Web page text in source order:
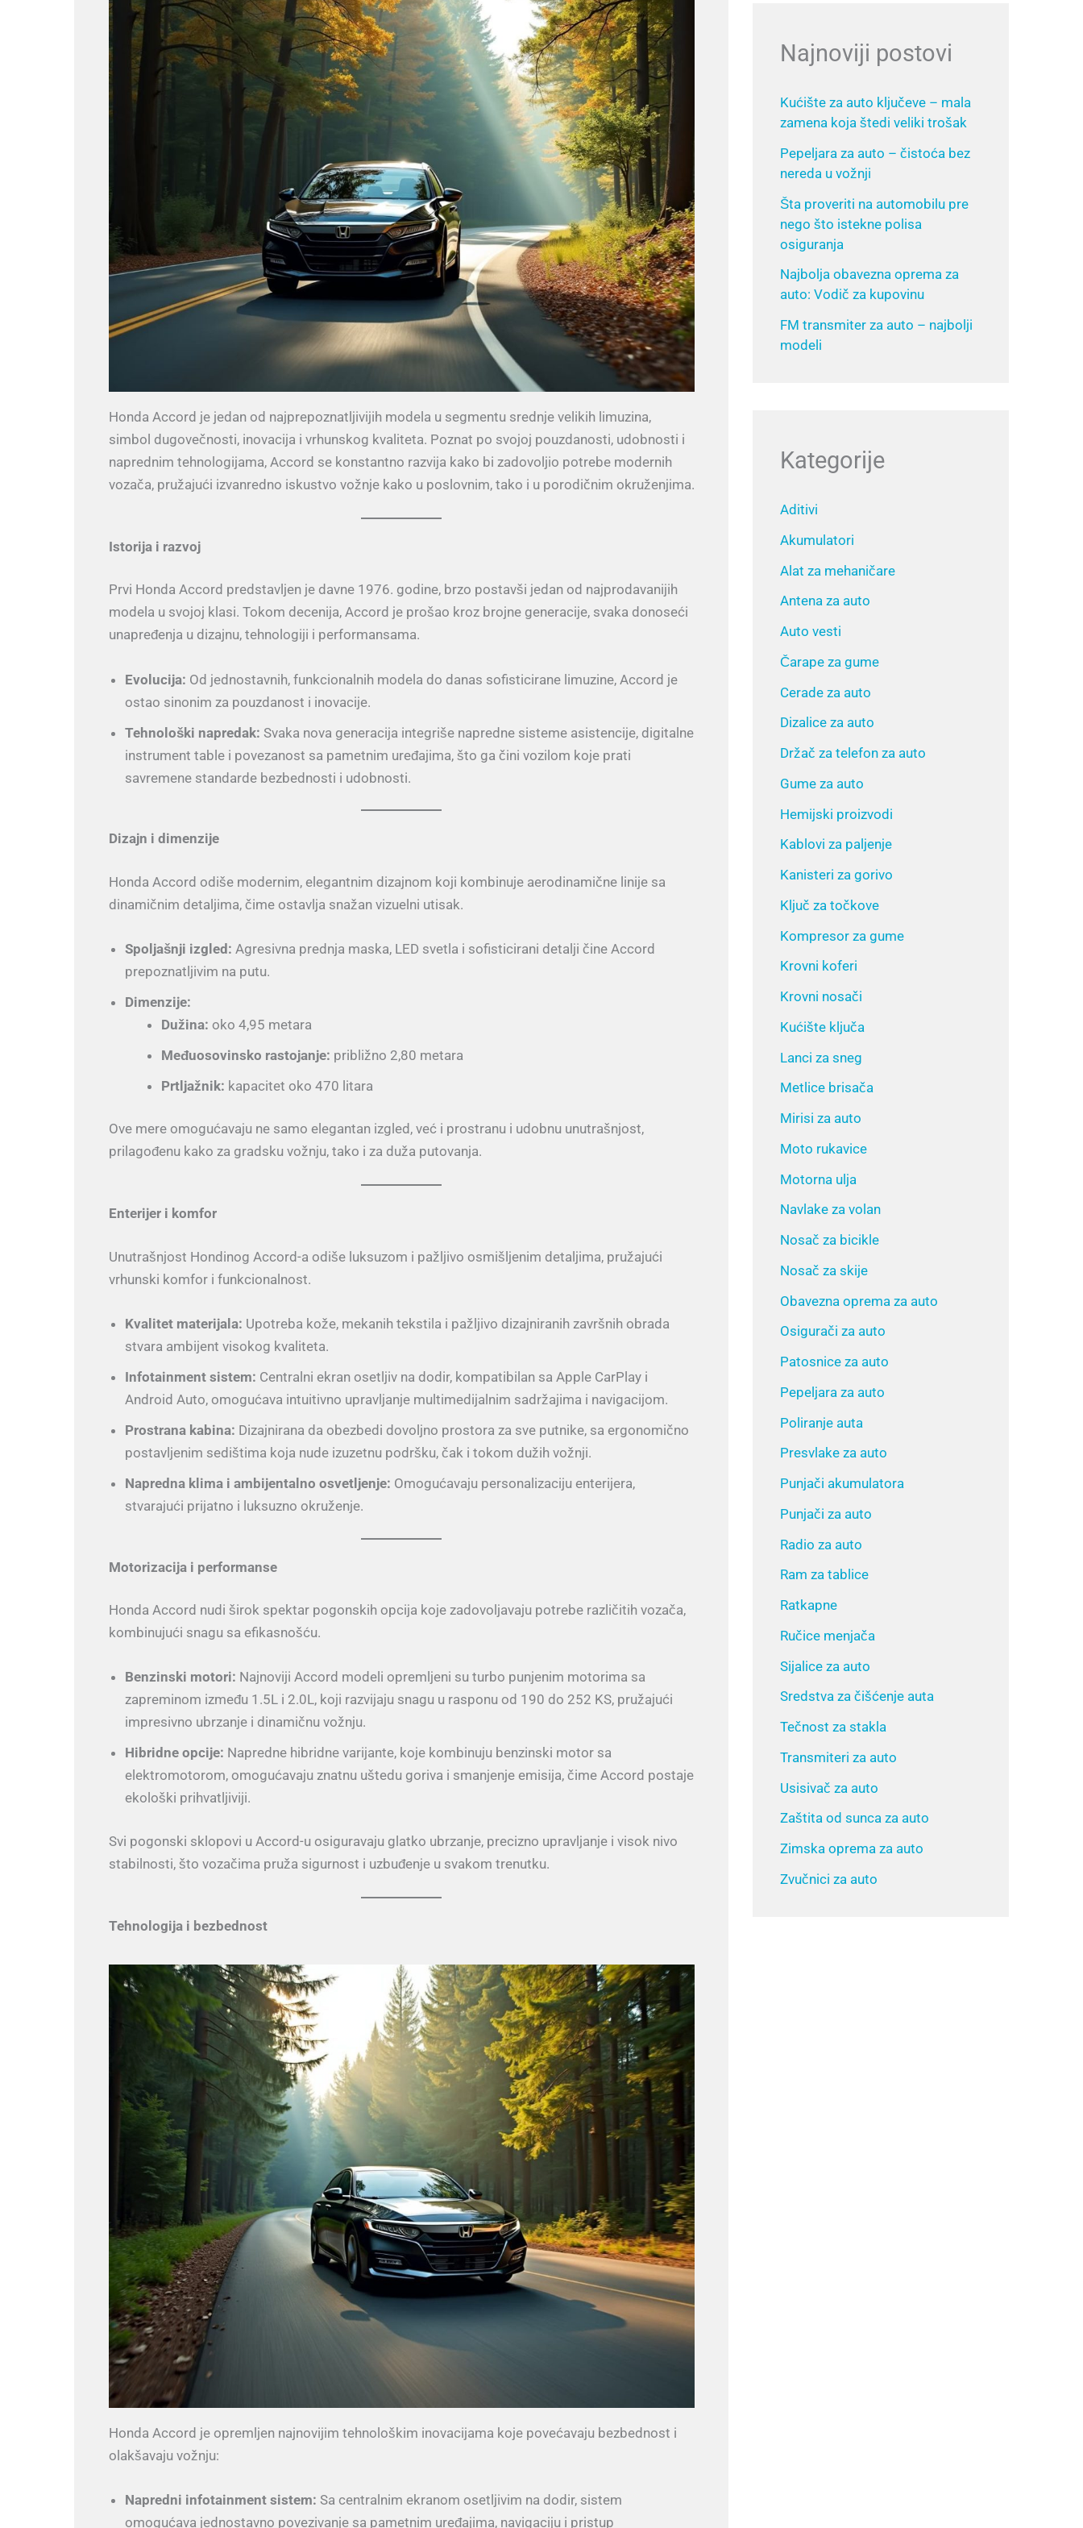
Honda Accord je jedan od najprepoznatljivijih modela u segmentu srednje velikih limuzina,
simbol dugovečnosti, inovacija i vrhunskog kvaliteta. Poznat po svojoj pouzdanosti, udobnosti i
naprednim tehnologijama, Accord se konstantno razvija kako bi zadovoljio potrebe modernih
vozača, pružajući izvanredno iskustvo vožnje kako u poslovnim, tako i u porodičnim okruženjima.
Istorija i razvoj
Prvi Honda Accord predstavljen je davne 1976. godine, brzo postavši jedan od najprodavanijih
modela u svojoj klasi. Tokom decenija, Accord je prošao kroz brojne generacije, svaka donoseći
unapređenja u dizajnu, tehnologiji i performansama.
Evolucija: Od jednostavnih, funkcionalnih modela do danas sofisticirane limuzine, Accord je
ostao sinonim za pouzdanost i inovacije.
Tehnološki napredak: Svaka nova generacija integriše napredne sisteme asistencije, digitalne
instrument table i povezanost sa pametnim uređajima, što ga čini vozilom koje prati
savremene standarde bezbednosti i udobnosti.
Dizajn i dimenzije
Honda Accord odiše modernim, elegantnim dizajnom koji kombinuje aerodinamične linije sa
dinamičnim detaljima, čime ostavlja snažan vizuelni utisak.
Spoljašnji izgled: Agresivna prednja maska, LED svetla i sofisticirani detalji čine Accord
prepoznatljivim na putu.
Dimenzije:
Dužina: oko 4,95 metara
Međuosovinsko rastojanje: približno 2,80 metara
Prtljažnik: kapacitet oko 470 litara
Ove mere omogućavaju ne samo elegantan izgled, već i prostranu i udobnu unutrašnjost,
prilagođenu kako za gradsku vožnju, tako i za duža putovanja.
Enterijer i komfor
Unutrašnjost Hondinog Accord-a odiše luksuzom i pažljivo osmišljenim detaljima, pružajući
vrhunski komfor i funkcionalnost.
Kvalitet materijala: Upotreba kože, mekanih tekstila i pažljivo dizajniranih završnih obrada
stvara ambijent visokog kvaliteta.
Infotainment sistem: Centralni ekran osetljiv na dodir, kompatibilan sa Apple CarPlay i
Android Auto, omogućava intuitivno upravljanje multimedijalnim sadržajima i navigacijom.
Prostrana kabina: Dizajnirana da obezbedi dovoljno prostora za sve putnike, sa ergonomično
postavljenim sedištima koja nude izuzetnu podršku, čak i tokom dužih vožnji.
Napredna klima i ambijentalno osvetljenje: Omogućavaju personalizaciju enterijera,
stvarajući prijatno i luksuzno okruženje.
Motorizacija i performanse
Honda Accord nudi širok spektar pogonskih opcija koje zadovoljavaju potrebe različitih vozača,
kombinujući snagu sa efikasnošću.
Benzinski motori: Najnoviji Accord modeli opremljeni su turbo punjenim motorima sa
zapreminom između 1.5L i 2.0L, koji razvijaju snagu u rasponu od 190 do 252 KS, pružajući
impresivno ubrzanje i dinamičnu vožnju.
Hibridne opcije: Napredne hibridne varijante, koje kombinuju benzinski motor sa
elektromotorom, omogućavaju znatnu uštedu goriva i smanjenje emisija, čime Accord postaje
ekološki prihvatljiviji.
Svi pogonski sklopovi u Accord-u osiguravaju glatko ubrzanje, precizno upravljanje i visok nivo
stabilnosti, što vozačima pruža sigurnost i uzbuđenje u svakom trenutku.
Tehnologija i bezbednost
Honda Accord je opremljen najnovijim tehnološkim inovacijama koje povećavaju bezbednost i
olakšavaju vožnju:
Napredni infotainment sistem: Sa centralnim ekranom osetljivim na dodir, sistem
omogućava jednostavno povezivanje sa pametnim uređajima, navigaciju i pristup
Najnoviji postovi
Kućište za auto ključeve – mala
zamena koja štedi veliki trošak
Pepeljara za auto – čistoća bez
nereda u vožnji
Šta proveriti na automobilu pre
nego što istekne polisa
osiguranja
Najbolja obavezna oprema za
auto: Vodič za kupovinu
FM transmiter za auto – najbolji
modeli
Kategorije
Aditivi
Akumulatori
Alat za mehaničare
Antena za auto
Auto vesti
Čarape za gume
Cerade za auto
Dizalice za auto
Držač za telefon za auto
Gume za auto
Hemijski proizvodi
Kablovi za paljenje
Kanisteri za gorivo
Ključ za točkove
Kompresor za gume
Krovni koferi
Krovni nosači
Kućište ključa
Lanci za sneg
Metlice brisača
Mirisi za auto
Moto rukavice
Motorna ulja
Navlake za volan
Nosač za bicikle
Nosač za skije
Obavezna oprema za auto
Osigurači za auto
Patosnice za auto
Pepeljara za auto
Poliranje auta
Presvlake za auto
Punjači akumulatora
Punjači za auto
Radio za auto
Ram za tablice
Ratkapne
Ručice menjača
Sijalice za auto
Sredstva za čišćenje auta
Tečnost za stakla
Transmiteri za auto
Usisivač za auto
Zaštita od sunca za auto
Zimska oprema za auto
Zvučnici za auto